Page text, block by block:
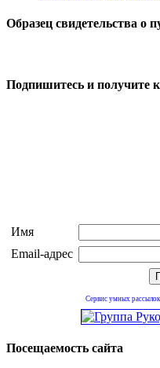
Образец свидетельства о
Подпишитесь и получите
Имя
Email-адрес
Сервис умных
Посещаемость сайта